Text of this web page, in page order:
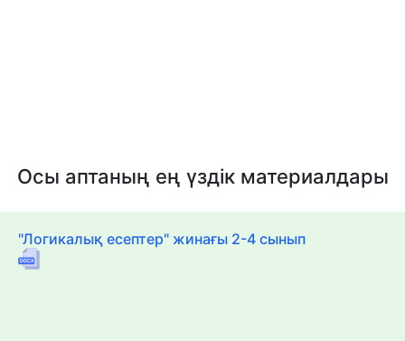
Осы аптаның ең үздік материалдары
"Логикалық есептер" жинағы 2-4 сынып